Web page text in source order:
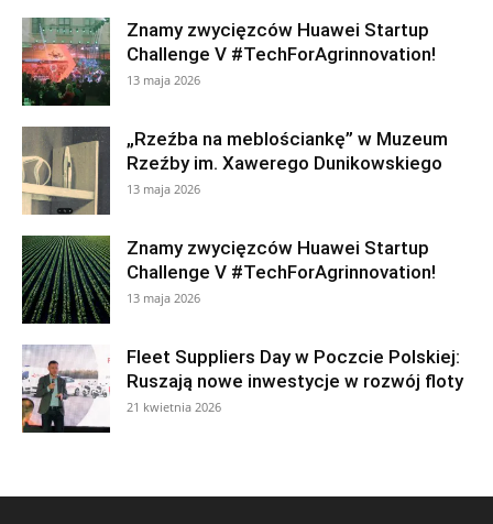
Znamy zwycięzców Huawei Startup
Challenge V #TechForAgrinnovation!
13 maja 2026
„Rzeźba na meblościankę” w Muzeum
Rzeźby im. Xawerego Dunikowskiego
13 maja 2026
Znamy zwycięzców Huawei Startup
Challenge V #TechForAgrinnovation!
13 maja 2026
Fleet Suppliers Day w Poczcie Polskiej:
Ruszają nowe inwestycje w rozwój floty
21 kwietnia 2026